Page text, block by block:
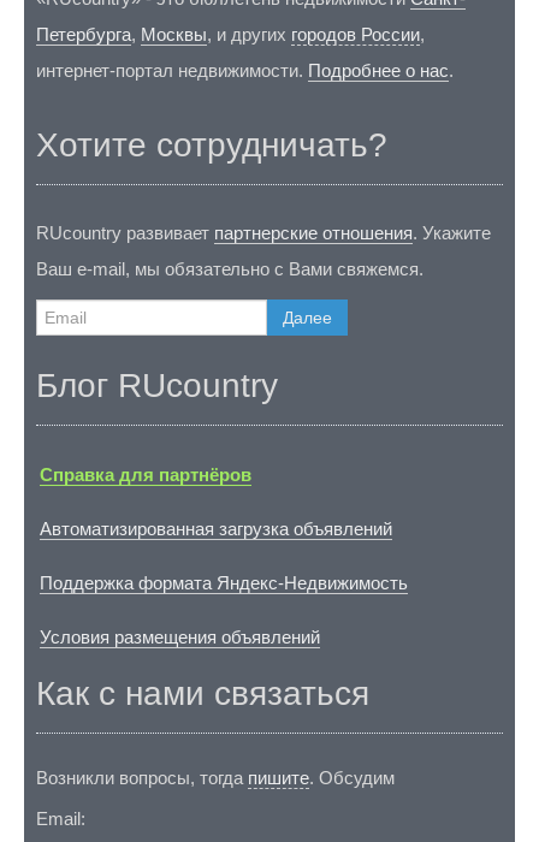
Петербурга, Москвы, и других городов России,
интернет-портал недвижимости. Подробнее о нас.
Хотите сотрудничать?
RUcountry развивает партнерские отношения. Укажите
Ваш e-mail, мы обязательно с Вами свяжемся.
Далее
Блог RUcountry
Справка для партнёров
Автоматизированная загрузка объявлений
Поддержка формата Яндекс-Недвижимость
Условия размещения объявлений
Как с нами связаться
Возникли вопросы, тогда пишите. Обсудим
Email: